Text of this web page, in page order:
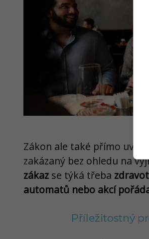
Zákon ale také přímo
zakázaný bez ohledu na
zákaz se týká třeba
automatů nebo akcí
Příležitostný